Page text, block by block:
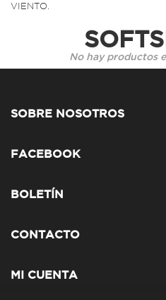
VIENTO.
No hay productos
SOBRE NOSOTROS
FACEBOOK
BOLETÍN
CONTACTO
MI CUENTA